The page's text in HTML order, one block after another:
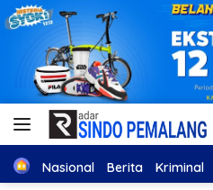
Home
Nasional Berita Kriminal